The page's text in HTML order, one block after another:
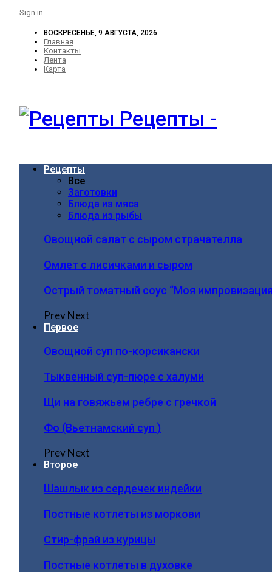
Sign in
ВОСКРЕСЕНЬЕ, 9 АВГУСТА, 2026
Главная
Контакты
Лента
Карта
Рецепты -
Рецепты
Все
Заготовки
Блюда из мяса
Блюда из рыбы
Овощной салат с сыром страчателла
Омлет с лисичками и сыром
Острый томатный соус “Моя
PrevNext
Первое
Овощной суп по-корсикански
Тыквенный суп-пюре с халуми
Щи на говяжьем ребре с гречкой
Фо (Вьетнамский суп )
PrevNext
Второе
Шашлык из сердечек индейки
Постные котлеты из моркови
Стир-фрай из курицы
Постные котлеты в духовке